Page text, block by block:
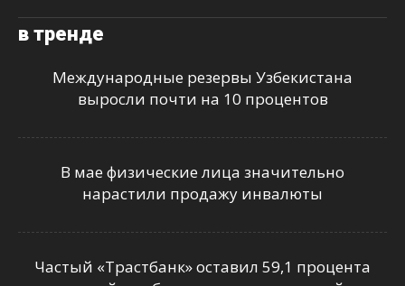
в тренде
Международные резервы Узбекистана
выросли почти на 10 процентов
В мае физические лица значительно
нарастили продажу инвалюты
Частый «Трастбанк» оставил 59,1 процента